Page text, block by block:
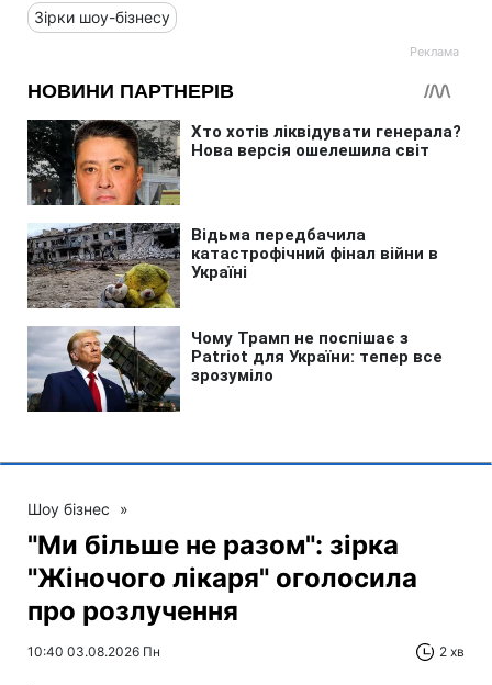
Зірки шоу-бізнесу
Шоу бізнес »
"Ми більше не разом": зірка
"Жіночого лікаря" оголосила
про розлучення
10:40 03.08.2026 Пн 2 хв